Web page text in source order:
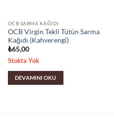
OCB SARMA KAĞIDI
OCB Virgin Tekli Tütün Sarma
Kağıdı (Kahverengi)
₺65,00
Stokta Yok
DEVAMINI OKU